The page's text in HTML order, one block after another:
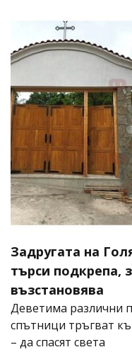
Задругата на
търси подкрепа,
възстановява
Деветима различни
спътници тръгват
– да спасят света